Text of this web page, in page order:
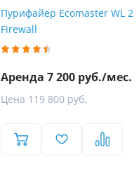
Пурифайер Ecomaster WL 2
Firewall
Аренда 7 200 руб./мес.
Цена 119 800 руб.